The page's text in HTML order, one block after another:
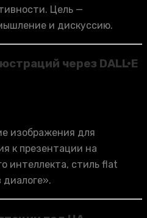
Цель —
и дискуссию.
через DALL·E
изображения для
к презентации на
интеллекта, стиль flat